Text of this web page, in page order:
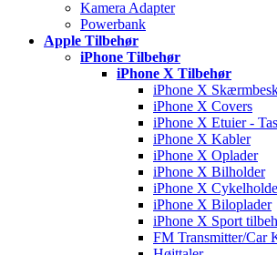
Kamera Adapter
Powerbank
Apple Tilbehør
iPhone Tilbehør
iPhone X Tilbehør
iPhone X
iPhone X Covers
iPhone X Etuier -
iPhone X Kabler
iPhone X Oplader
iPhone X Bilholder
iPhone X
iPhone X Biloplader
iPhone X Sport
FM Transmitter/Car